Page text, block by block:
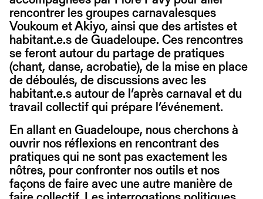
rencontrer les groupes carnavalesques
Voukoum et Akiyo, ainsi que des artistes et
habitant.e.s de Guadeloupe. Ces rencontres
se feront autour du partage de pratiques
(chant, danse, acrobatie), de la mise en place
de déboulés, de discussions avec les
habitant.e.s autour de l’après carnaval et du
travail collectif qui prépare l’événement.
En allant en Guadeloupe, nous cherchons à
ouvrir nos réflexions en rencontrant des
pratiques qui ne sont pas exactement les
nôtres, pour confronter nos outils et nos
façons de faire avec une autre manière de